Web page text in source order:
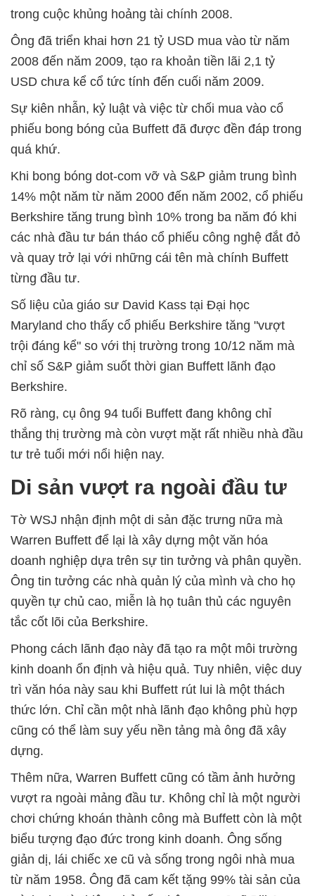
trong cuộc khủng hoảng tài chính 2008.
Ông đã triển khai hơn 21 tỷ USD mua vào từ năm
2008 đến năm 2009, tạo ra khoản tiền lãi 2,1 tỷ
USD chưa kể cổ tức tính đến cuối năm 2009.
Sự kiên nhẫn, kỷ luật và việc từ chối mua vào cổ
phiếu bong bóng của Buffett đã được đền đáp trong
quá khứ.
Khi bong bóng dot-com vỡ và S&P giảm trung bình
14% một năm từ năm 2000 đến năm 2002, cổ phiếu
Berkshire tăng trung bình 10% trong ba năm đó khi
các nhà đầu tư bán tháo cổ phiếu công nghệ đắt đỏ
và quay trở lại với những cái tên mà chính Buffett
từng đầu tư.
Số liệu của giáo sư David Kass tại Đại học
Maryland cho thấy cổ phiếu Berkshire tăng "vượt
trội đáng kể" so với thị trường trong 10/12 năm mà
chỉ số S&P giảm suốt thời gian Buffett lãnh đạo
Berkshire.
Rõ ràng, cụ ông 94 tuổi Buffett đang không chỉ
thắng thị trường mà còn vượt mặt rất nhiều nhà đầu
tư trẻ tuổi mới nổi hiện nay.
Di sản vượt ra ngoài đầu tư
Tờ WSJ nhận định một di sản đặc trưng nữa mà
Warren Buffett để lại là xây dựng một văn hóa
doanh nghiệp dựa trên sự tin tưởng và phân quyền.
Ông tin tưởng các nhà quản lý của mình và cho họ
quyền tự chủ cao, miễn là họ tuân thủ các nguyên
tắc cốt lõi của Berkshire.
Phong cách lãnh đạo này đã tạo ra một môi trường
kinh doanh ổn định và hiệu quả. Tuy nhiên, việc duy
trì văn hóa này sau khi Buffett rút lui là một thách
thức lớn. Chỉ cần một nhà lãnh đạo không phù hợp
cũng có thể làm suy yếu nền tảng mà ông đã xây
dựng.
Thêm nữa, Warren Buffett cũng có tầm ảnh hưởng
vượt ra ngoài mảng đầu tư. Không chỉ là một người
chơi chứng khoán thành công mà Buffett còn là một
biểu tượng đạo đức trong kinh doanh. Ông sống
giản dị, lái chiếc xe cũ và sống trong ngôi nhà mua
từ năm 1958. Ông đã cam kết tặng 99% tài sản của